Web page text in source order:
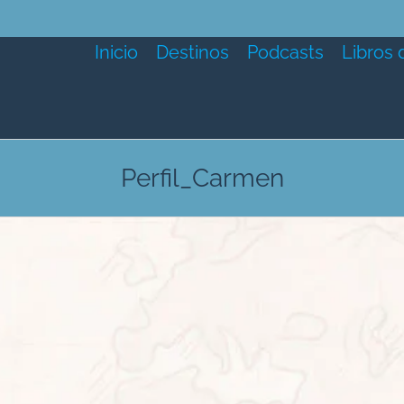
Inicio Destinos Podcasts Libros
Perfil_Carmen